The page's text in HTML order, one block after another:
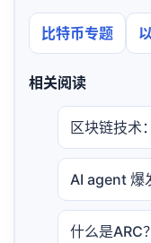
比特币专题
相关阅读
区块链技术
AI agent 爆
什么是ARC